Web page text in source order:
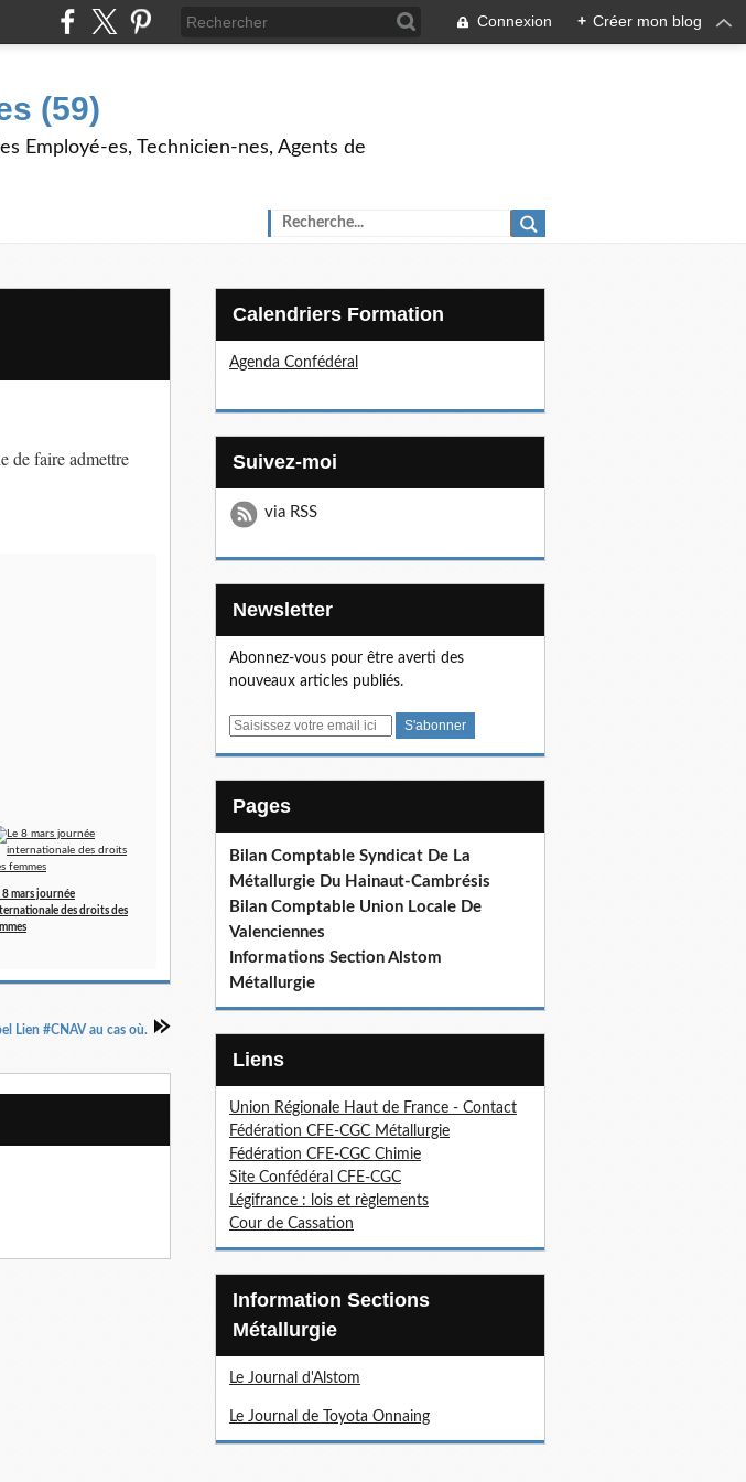
Connexion + Créer mon blog
(59)
Employé-es, Technicien-nes, Agents de
de faire admettre
8 mars journée
des droits des
Lien #CNAV au cas où.
Calendriers Formation
Agenda Confédéral
Suivez-moi
via RSS
Newsletter
Abonnez-vous pour être averti des
nouveaux articles publiés.
E
Pages
Bilan Comptable Syndicat De La
Métallurgie Du Hainaut-Cambrésis
Bilan Comptable Union Locale De
Valenciennes
Informations Section Alstom
Métallurgie
Liens
Union Régionale Haut de France - Contact
Fédération CFE-CGC Métallurgie
Fédération CFE-CGC Chimie
Site Confédéral CFE-CGC
Légifrance : lois et règlements
Cour de Cassation
Information Sections
Métallurgie
Le Journal d'Alstom
Le Journal de Toyota Onnaing